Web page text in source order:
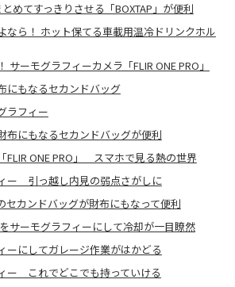
めてすっきりさせる「BOXTAP」が便利
なら！ ホット保てる車載用温冷ドリンクホル
サーモグラフィーカメラ「FLIR ONE PRO」
にもなるセカンドバッグ
ラフィー
布にもなるセカンドバッグが便利
FLIR ONE PRO」 スマホで見る熱の世界
ー 引っ越し内見の弱点さがしに
セカンドバッグが財布にもなって便利
サーモグラフィーにして冷却が一目瞭然
ーにしてガレージ作業がはかどる
ー これでどこでも持っていける